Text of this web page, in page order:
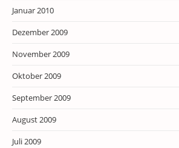
Januar 2010
Dezember 2009
November 2009
Oktober 2009
September 2009
August 2009
Juli 2009